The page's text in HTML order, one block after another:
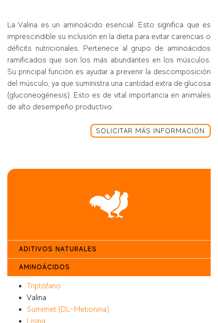
La Valina es un aminoácido esencial. Esto significa que es
imprescindible su inclusión en la dieta para evitar carencias o
déficits nutricionales. Pertenece al grupo de aminoácidos
ramificados que son los más abundantes en los músculos.
Su principal función es ayudar a prevenir la descomposición
del músculo, ya que suministra una cantidad extra de glucosa
(gluconeogénesis). Esto es de vital importancia en animales
de alto desempeño productivo.
SOLICITAR MÁS INFORMACIÓN
ADITIVOS NATURALES
AMINOÁCIDOS
Triptófano
Valina
Sumimet (DL-Metionina)
Lisina